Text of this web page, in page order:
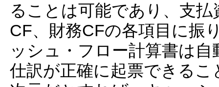
ることは可能であり、支
CF、財務CFの各項目に振
ッシュ・フロー計算書は
仕訳が正確に起票できる